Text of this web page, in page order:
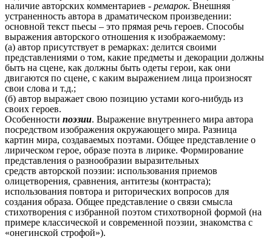
наличие авторских комментариев - ремарок. Внешняя
устраненность автора в драматическом произведении:
основной текст пьесы – это прямая речь героев. Способы
выражения авторского отношения к изображаемому:
(а) автор присутствует в ремарках: делится своими
представлениями о том, какие предметы и декорации должны
быть на сцене, как должны быть одеты герои, как они
двигаются по сцене, с каким выражением лица произносят
свои слова и т.д.;
(б) автор выражает свою позицию устами кого-нибудь из
своих героев.
Особенности поэзии. Выражение внутреннего мира автора
посредством изображения окружающего мира. Разница
картин мира, создаваемых поэтами. Общее представление о
лирическом герое, образе поэта в лирике. Формирование
представления о разнообразии выразительных
средств авторской поэзии: использования приемов
олицетворения, сравнения, антитезы (контраста);
использования повтора и риторических вопросов для
создания образа. Общее представление о связи смысла
стихотворения с избранной поэтом стихотворной формой (на
примере классической и современной поэзии, знакомства с
«онегинской строфой»).